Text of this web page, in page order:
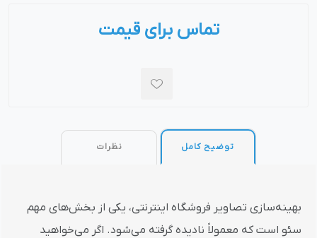
تماس برای قیمت
توضیح کامل نظرات
بهینه‌سازی تصاویر فروشگاه اینترنتی، یکی از بخش‌های مهم
سئو است که معمولاً نادیده گرفته می‌شود. اگر می‌خواهید